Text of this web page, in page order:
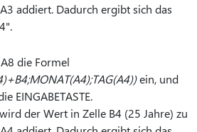
addiert. Dadurch ergibt sich das
die Formel
ein, und
EINGABETASTE.
der Wert in Zelle B4 (25 Jahre) zu